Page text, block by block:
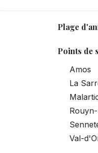
Plage
Points de
Amos
La
Val-